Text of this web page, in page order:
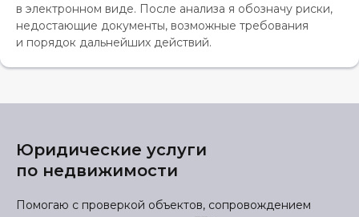
в электронном виде. После анализа я обозначу риски,
недостающие документы, возможные требования
и порядок дальнейших действий.
Юридические услуги
по недвижимости
Помогаю с проверкой объектов, сопровождением